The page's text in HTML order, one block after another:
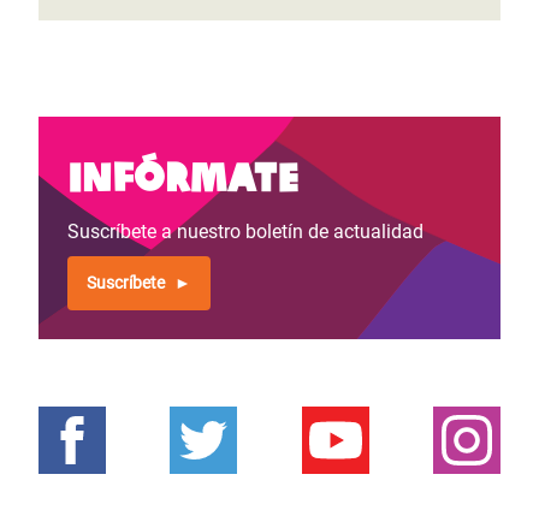
a
Infórmate
Suscríbete a nuestro boletín de actualidad
Suscríbete